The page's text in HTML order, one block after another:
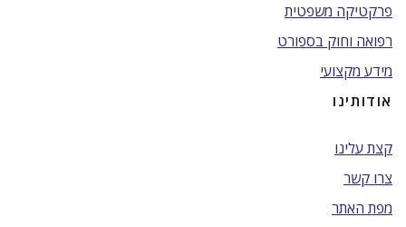
פרקטיקה משפטית
רפואה וחוק בספורט
מידע מקצועי
אודותינו
קצת עלינו
צרו קשר
מפת האתר